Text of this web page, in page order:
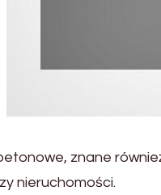
znane
nieruchomości.